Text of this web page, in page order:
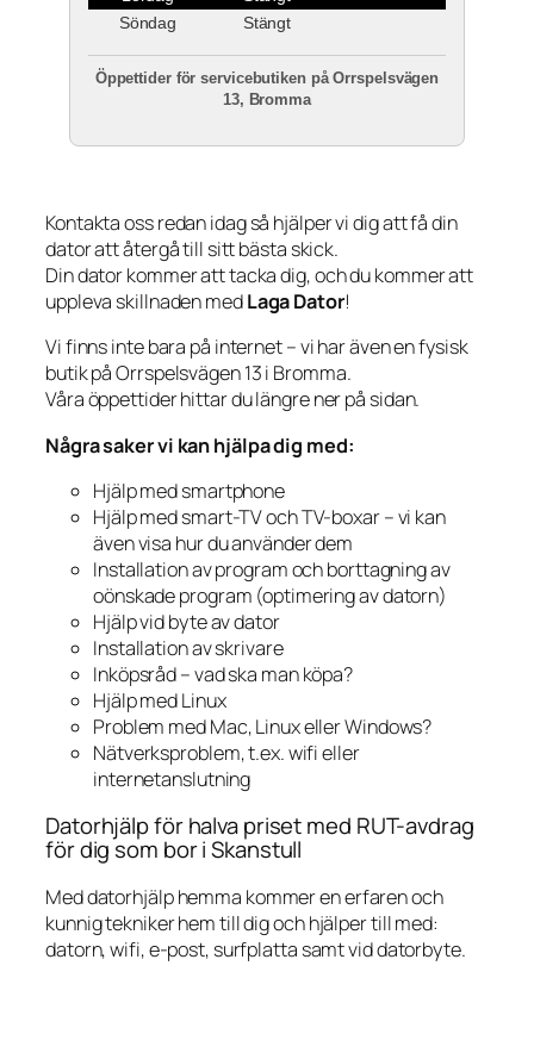
Söndag
Stängt
Öppettider för servicebutiken på Orrspelsvägen
13, Bromma
Kontakta oss redan idag så hjälper vi dig att få din
dator att återgå till sitt bästa skick.
Din dator kommer att tacka dig, och du kommer att
uppleva skillnaden medLaga Dator!
Vi finns inte bara på internet – vi har även en fysisk
butik på Orrspelsvägen 13 i Bromma.
Våra öppettider hittar du längre ner på sidan.
Några saker vi kan hjälpa dig med:
Hjälp med smartphone
Hjälp med smart-TV och TV-boxar – vi kan
även visa hur du använder dem
Installation av program och borttagning av
oönskade program (optimering av datorn)
Hjälp vid byte av dator
Installation av skrivare
Inköpsråd – vad ska man köpa?
Hjälp med Linux
Problem med Mac, Linux eller Windows?
Nätverksproblem, t.ex. wifi eller
internetanslutning
Datorhjälp för halva priset med RUT-avdrag
för dig som bor i Skanstull
Med datorhjälp hemma kommer en erfaren och
kunnig tekniker hem till dig och hjälper till med:
datorn, wifi, e-post, surfplatta samt vid datorbyte.